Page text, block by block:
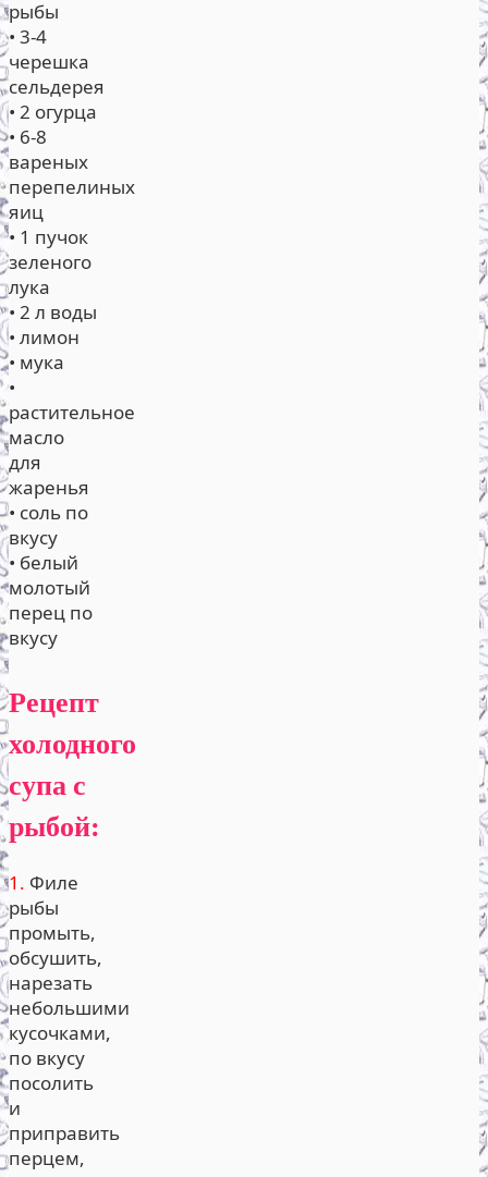
рыбы
• 3-4
черешка
сельдерея
• 2 огурца
• 6-8
вареных
перепелиных
яиц
• 1 пучок
зеленого
лука
• 2 л воды
• лимон
• мука
•
растительное
масло
для
жаренья
• соль по
вкусу
• белый
молотый
перец по
вкусу
Рецепт
холодного
супа с
рыбой:
1. Филе
рыбы
промыть,
обсушить,
нарезать
небольшими
кусочками,
по вкусу
посолить
и
приправить
перцем,